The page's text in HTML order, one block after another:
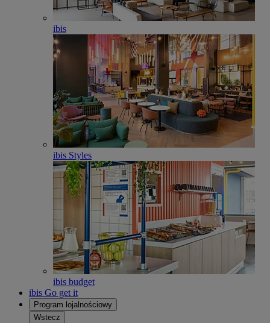
ibis
ibis Styles
ibis budget
ibis Go get it
Program lojalnościowy
Wstecz